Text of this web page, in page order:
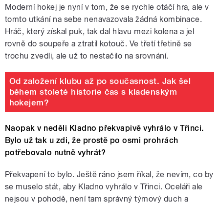
Moderní hokej je nyní v tom, že se rychle otáčí hra, ale v
tomto utkání na sebe nenavazovala žádná kombinace.
Hráč, který získal puk, tak dal hlavu mezi kolena a jel
rovně do soupeře a ztratil kotouč. Ve třetí třetině se
trochu zvedli, ale už to nestačilo na srovnání.
Od založení klubu až po současnost. Jak šel
během stoleté historie čas s kladenským
hokejem?
Naopak v neděli Kladno překvapivě vyhrálo v Třinci.
Bylo už tak u zdi, že prostě po osmi prohrách
potřebovalo nutně vyhrát?
Překvapení to bylo. Ještě ráno jsem říkal, že nevím, co by
se muselo stát, aby Kladno vyhrálo v Třinci. Oceláři ale
nejsou v pohodě, není tam správný týmový duch a